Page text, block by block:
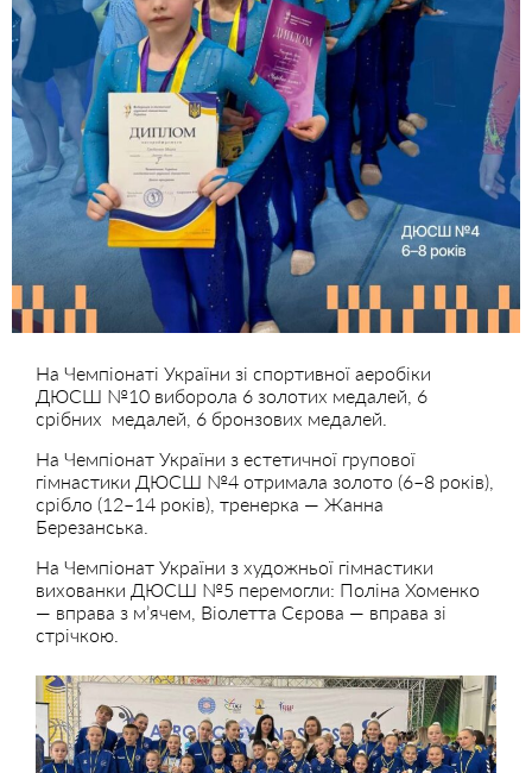
На Чемпіонаті України зі спортивної аеробіки
ДЮСШ №10 виборола 6 золотих медалей, 6
срібних медалей, 6 бронзових медалей.
На Чемпіонат України з естетичної групової
гімнастики ДЮСШ №4 отримала золото (6–8 років),
срібло (12–14 років), тренерка — Жанна
Березанська.
На Чемпіонат України з художньої гімнастики
вихованки ДЮСШ №5 перемогли: Поліна Хоменко
— вправа з м’ячем, Віолетта Сєрова — вправа зі
стрічкою.